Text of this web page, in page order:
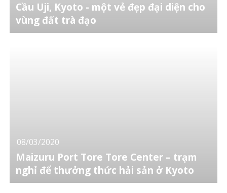
Cầu Uji, Kyoto - một vẻ đẹp đại diện cho
vùng đất trà đạo
08/03/2020
Maizuru Port Tore Tore Center – trạm
nghỉ để thưởng thức hải sản ở Kyoto